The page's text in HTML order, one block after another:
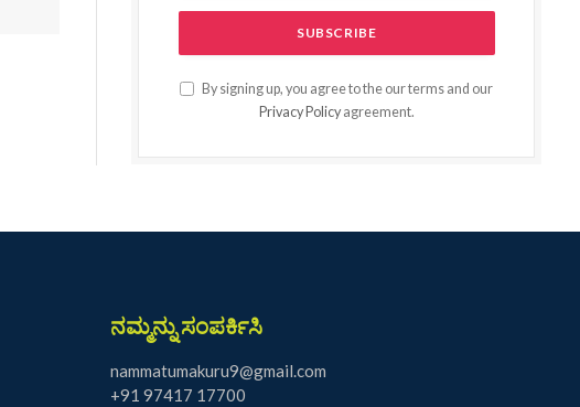
By signing up, you agree to the our terms and our
Privacy Policyagreement.
ನಮ್ಮನ್ನು ಸಂಪರ್ಕಿಸಿ
nammatumakuru9@gmail.com
+91 97417 17700